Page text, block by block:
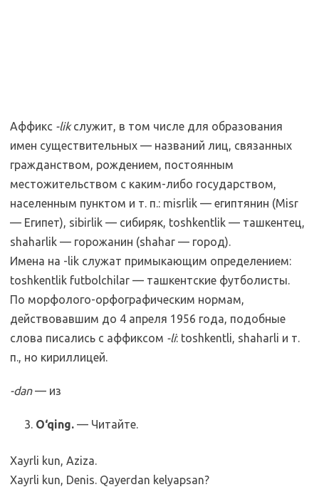
Аффикс -likслужит, в том числе для образования
имен существительных — названий лиц, связанных
гражданством, рождением, постоянным
местожительством с каким-либо государством,
населенным пунктом и т. п.: misrlik — египтянин (Misr
— Египет), sibirlik — сибиряк, toshkentlik — ташкентец,
shaharlik — горожанин (shahar — город).
Имена на -lik служат примыкающим определением:
toshkentlik futbolchilar — ташкентские футболисты.
По морфолого-орфографическим нормам,
действовавшим до 4 апреля 1956 года, подобные
слова писались с аффиксом -li: toshkentli, shaharli и т.
п., но кириллицей.
-dan— из
O‘qing. — Читайте.
Xayrli kun, Aziza.
Xayrli kun, Denis. Qayerdan kelyapsan?